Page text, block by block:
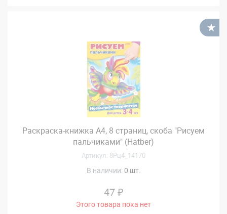
Раскраска-книжка А4, 8 страниц, скоба "Рисуем
пальчиками" (Hatber)
Артикул: 8Рц4_14170
В наличии: 0 шт.
47 ₽
Этого товара пока нет